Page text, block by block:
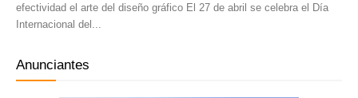
efectividad el arte del diseño gráfico El 27 de abril se celebra el Día
Internacional del...
Anunciantes